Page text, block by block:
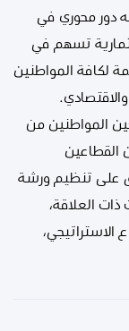
دور محوري في
تسهم في
لكافة المواطنين
المواطنين من
القطاعين
على تنظيم ورشة
العلاقة،